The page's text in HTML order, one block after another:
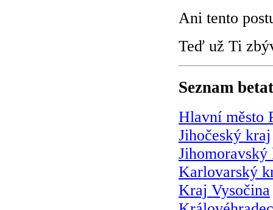
Ani tento
Teď už Ti
Seznam
Hlavní město
Jihočeský kraj
Jihomoravský
Karlovarský
Kraj Vysočina